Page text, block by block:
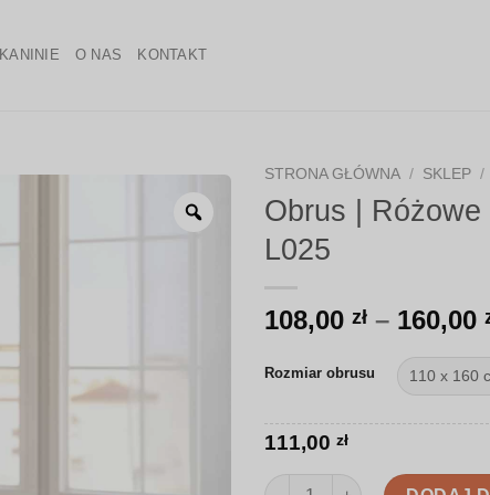
O NAS KONTAKT
Zoom
STRONA GŁÓWNA / SKLEP /
Obrus |
L025
108,00 zł – 160,00
Rozmiar obrusu
111,00 zł
ilość Obrus | Różowe liście